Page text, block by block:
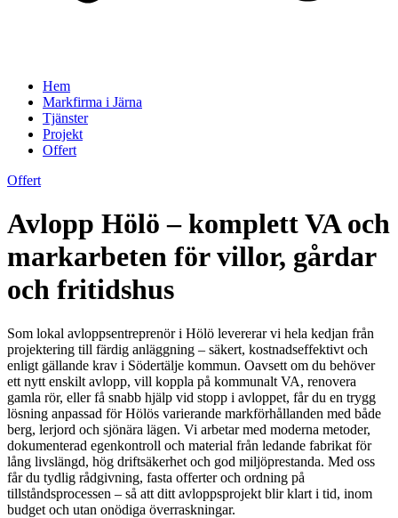
Hem
Markfirma i Järna
Tjänster
Projekt
Offert
Offert
Avlopp Hölö – komplett VA och
markarbeten för villor, gårdar
och fritidshus
Som lokal avloppsentreprenör i Hölö levererar vi hela kedjan från
projektering till färdig anläggning – säkert, kostnadseffektivt och
enligt gällande krav i Södertälje kommun. Oavsett om du behöver
ett nytt enskilt avlopp, vill koppla på kommunalt VA, renovera
gamla rör, eller få snabb hjälp vid stopp i avloppet, får du en trygg
lösning anpassad för Hölös varierande markförhållanden med både
berg, lerjord och sjönära lägen. Vi arbetar med moderna metoder,
dokumenterad egenkontroll och material från ledande fabrikat för
lång livslängd, hög driftsäkerhet och god miljöprestanda. Med oss
får du tydlig rådgivning, fasta offerter och ordning på
tillståndsprocessen – så att ditt avloppsprojekt blir klart i tid, inom
budget och utan onödiga överraskningar.